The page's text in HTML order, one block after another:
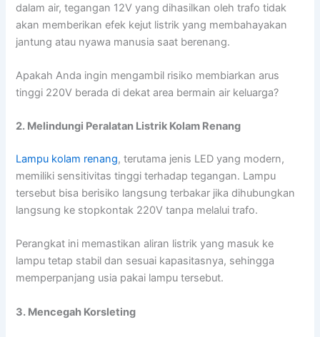
dalam air, tegangan 12V yang dihasilkan oleh trafo tidak
akan memberikan efek kejut listrik yang membahayakan
jantung atau nyawa manusia saat berenang.
Apakah Anda ingin mengambil risiko membiarkan arus
tinggi 220V berada di dekat area bermain air keluarga?
2. Melindungi Peralatan Listrik Kolam Renang
Lampu kolam renang, terutama jenis LED yang modern,
memiliki sensitivitas tinggi terhadap tegangan. Lampu
tersebut bisa berisiko langsung terbakar jika dihubungkan
langsung ke stopkontak 220V tanpa melalui trafo.
Perangkat ini memastikan aliran listrik yang masuk ke
lampu tetap stabil dan sesuai kapasitasnya, sehingga
memperpanjang usia pakai lampu tersebut.
3. Mencegah Korsleting